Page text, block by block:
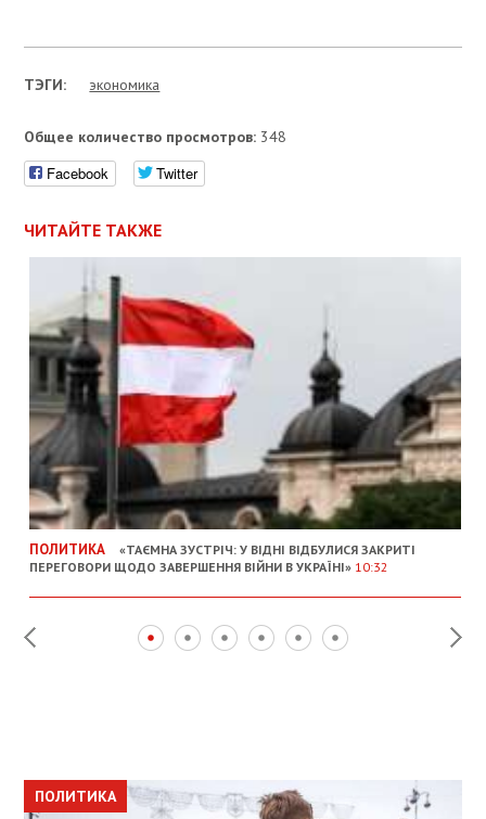
ТЭГИ: экономика
Общее количество просмотров: 348
Facebook Twitter
ЧИТАЙТЕ ТАКЖЕ
ПОЛИТИКА
«ТАЄМНА ЗУСТРІЧ: У ВІДНІ ВІДБУЛИСЯ ЗАКРИТІ
ПЕРЕГОВОРИ ЩОДО ЗАВЕРШЕННЯ ВІЙНИ В УКРАЇНІ» 10:32
ПОЛИТИКА
ПОЛИТИКА
ОБЩЕСТВО
ПОЛИТИКА
ЭКОНОМИКА